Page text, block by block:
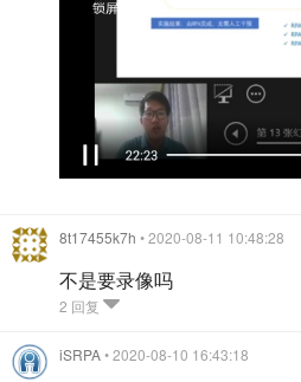
8t17455k7h • 2020-08-11 10:48:28
不是要录像吗
2 回复
iSRPA• 2020-08-10 16:43:18